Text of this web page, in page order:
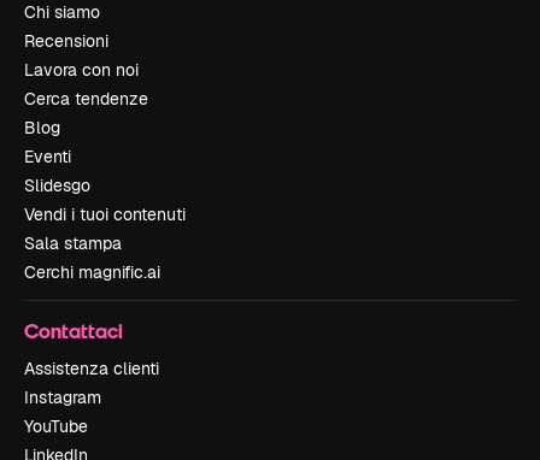
Chi siamo
Recensioni
Lavora con noi
Cerca tendenze
Blog
Eventi
Slidesgo
Vendi i tuoi contenuti
Sala stampa
Cerchi magnific.ai
Contattaci
Assistenza clienti
Instagram
YouTube
LinkedIn